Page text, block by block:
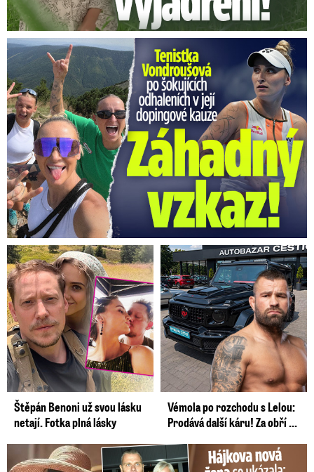
Vondroušová po šokujících odhaleních v kauze: Záhadný vzkaz!
Štěpán Benoni už svou lásku
netají. Fotka plná lásky
Vémola po rozchodu s Lelou:
Prodává další káru! Za obří ...
Tohle tělo nahradilo Belo: Nová partnerka se ukázala...